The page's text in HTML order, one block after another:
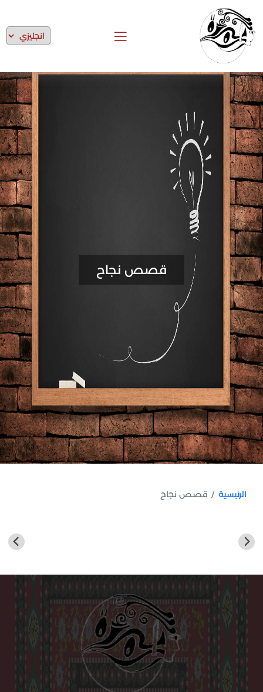
قصص نجاح
الرئيسية قصص نجاح